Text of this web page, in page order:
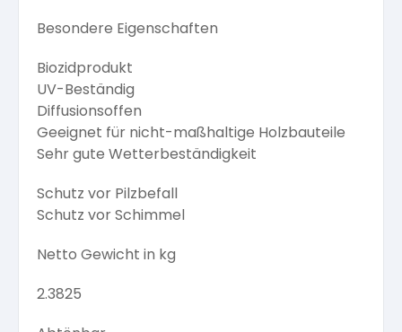
Besondere Eigenschaften
Biozidprodukt
UV-Beständig
Diffusionsoffen
Geeignet für nicht-maßhaltige Holzbauteile
Sehr gute Wetterbeständigkeit
Schutz vor Pilzbefall
Schutz vor Schimmel
Netto Gewicht in kg
2.3825